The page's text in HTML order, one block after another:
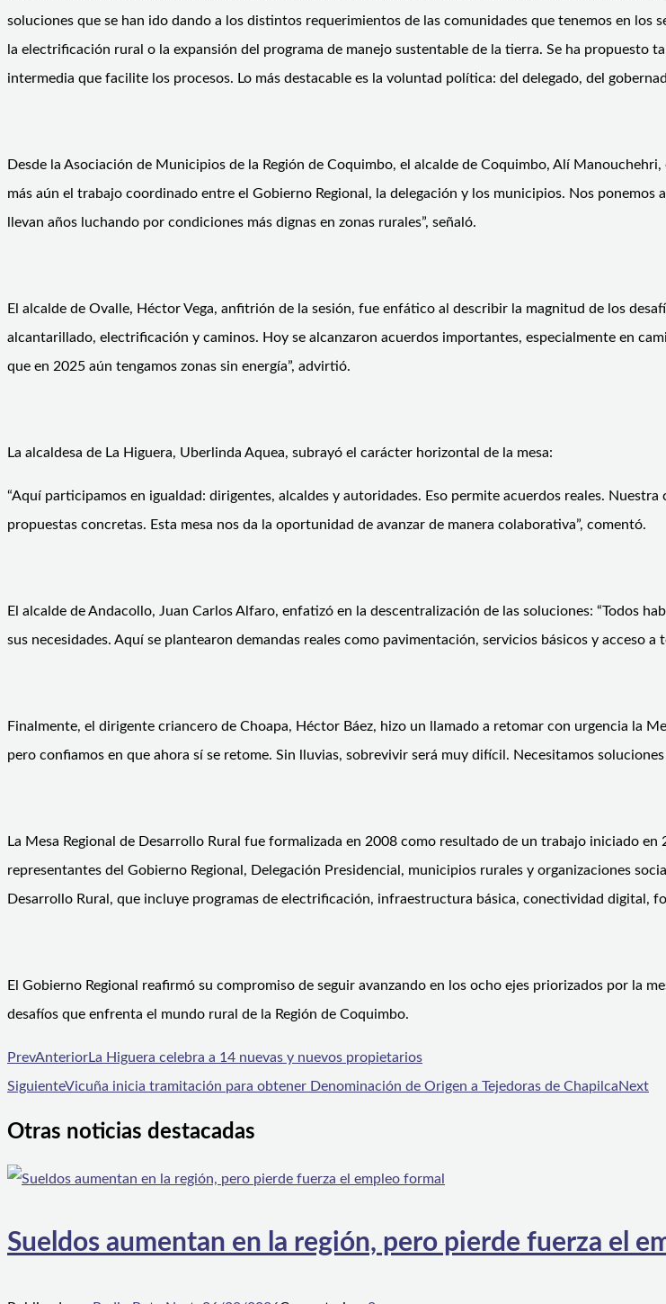
soluciones que se han ido dando a los distintos requerimientos de las comunidades que tenemos en
la electrificación rural o la expansión del programa de manejo sustentable de la tierra. Se ha
intermedia que facilite los procesos. Lo más destacable es la voluntad política: del delegado, del
Desde la Asociación de Municipios de la Región de Coquimbo, el alcalde de Coquimbo, Alí
más aún el trabajo coordinado entre el Gobierno Regional, la delegación y los municipios. Nos
llevan años luchando por condiciones más dignas en zonas rurales”, señaló.
El alcalde de Ovalle, Héctor Vega, anfitrión de la sesión, fue enfático al describir la magnitud de los
alcantarillado, electrificación y caminos. Hoy se alcanzaron acuerdos importantes, especialmente en
que en 2025 aún tengamos zonas sin energía”, advirtió.
La alcaldesa de La Higuera, Uberlinda Aquea, subrayó el carácter horizontal de la mesa:
“Aquí participamos en igualdad: dirigentes, alcaldes y autoridades. Eso permite acuerdos reales.
propuestas concretas. Esta mesa nos da la oportunidad de avanzar de manera colaborativa”, comentó.
El alcalde de Andacollo, Juan Carlos Alfaro, enfatizó en la descentralización de las soluciones: “Todos
sus necesidades. Aquí se plantearon demandas reales como pavimentación, servicios básicos y acceso
Finalmente, el dirigente criancero de Choapa, Héctor Báez, hizo un llamado a retomar con urgencia la
pero confiamos en que ahora sí se retome. Sin lluvias, sobrevivir será muy difícil. Necesitamos soluciones
La Mesa Regional de Desarrollo Rural fue formalizada en 2008 como resultado de un trabajo iniciado
representantes del Gobierno Regional, Delegación Presidencial, municipios rurales y organizaciones
Desarrollo Rural, que incluye programas de electrificación, infraestructura básica, conectividad digital,
El Gobierno Regional reafirmó su compromiso de seguir avanzando en los ocho ejes priorizados por la
desafíos que enfrenta el mundo rural de la Región de Coquimbo.
PrevAnteriorLa Higuera celebra a 14 nuevas y nuevos propietarios
SiguienteVicuña inicia tramitación para obtener Denominación de Origen a Tejedoras de ChapilcaNext
Otras noticias destacadas
Sueldos aumentan en la región, pero pierde fuerza el